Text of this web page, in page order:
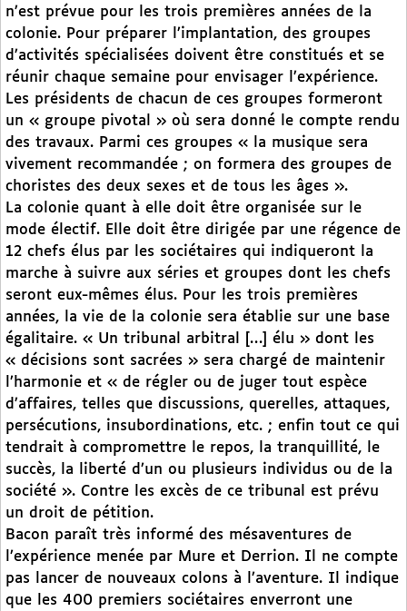
n’est prévue pour les trois premières années de la
colonie. Pour préparer l’implantation, des groupes
d’activités spécialisées doivent être constitués et se
réunir chaque semaine pour envisager l’expérience.
Les présidents de chacun de ces groupes formeront
un « groupe pivotal » où sera donné le compte rendu
des travaux. Parmi ces groupes « la musique sera
vivement recommandée ; on formera des groupes de
choristes des deux sexes et de tous les âges ».
La colonie quant à elle doit être organisée sur le
mode électif. Elle doit être dirigée par une régence de
12 chefs élus par les sociétaires qui indiqueront la
marche à suivre aux séries et groupes dont les chefs
seront eux-mêmes élus. Pour les trois premières
années, la vie de la colonie sera établie sur une base
égalitaire. « Un tribunal arbitral […] élu » dont les
« décisions sont sacrées » sera chargé de maintenir
l’harmonie et « de régler ou de juger tout espèce
d’affaires, telles que discussions, querelles, attaques,
persécutions, insubordinations, etc. ; enfin tout ce qui
tendrait à compromettre le repos, la tranquillité, le
succès, la liberté d’un ou plusieurs individus ou de la
société ». Contre les excès de ce tribunal est prévu
un droit de pétition.
Bacon paraît très informé des mésaventures de
l’expérience menée par Mure et Derrion. Il ne compte
pas lancer de nouveaux colons à l’aventure. Il indique
que les 400 premiers sociétaires enverront une